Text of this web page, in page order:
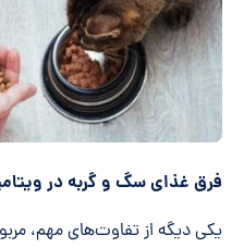
فرق غذای سگ و گربه در
یکی دیگه از تفاوت‌های مهم،